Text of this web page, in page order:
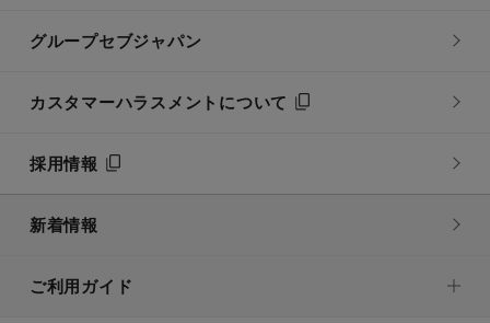
グループセブジャパン
カスタマーハラスメントについて
採用情報
新着情報
ご利用ガイド